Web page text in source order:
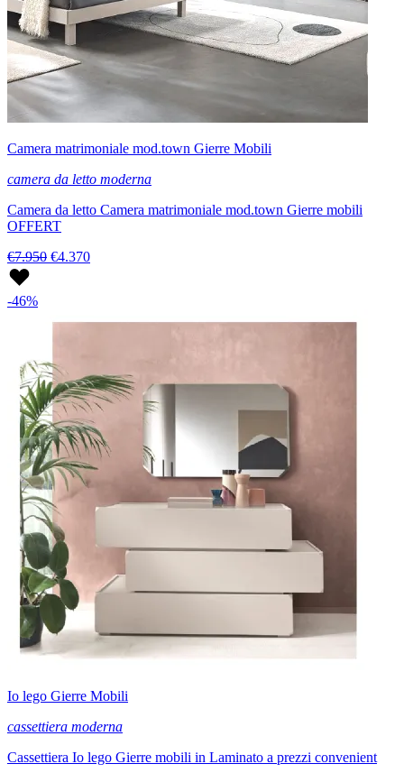
Camera matrimoniale mod.town Gierre Mobili
camera da letto moderna
Camera da letto Camera matrimoniale mod.town Gierre mobili
OFFERT
€7.950 €4.370
-46%
Io lego Gierre Mobili
cassettiera moderna
Cassettiera Io lego Gierre mobili in Laminato a prezzi convenient